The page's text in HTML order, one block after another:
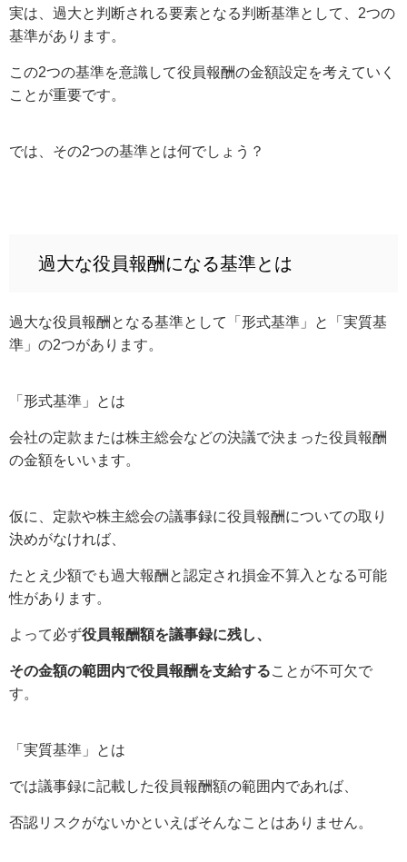
実は、過大と判断される要素となる判断基準として、2つの
基準があります。
この2つの基準を意識して役員報酬の金額設定を考えていく
ことが重要です。
では、その2つの基準とは何でしょう？
過大な役員報酬になる基準とは
過大な役員報酬となる基準として「形式基準」と「実質基
準」の2つがあります。
「形式基準」とは
会社の定款または株主総会などの決議で決まった役員報酬
の金額をいいます。
仮に、定款や株主総会の議事録に役員報酬についての取り
決めがなければ、
たとえ少額でも過大報酬と認定され損金不算入となる可能
性があります。
よって必ず役員報酬額を議事録に残し、
その金額の範囲内で役員報酬を支給することが不可欠で
す。
「実質基準」とは
では議事録に記載した役員報酬額の範囲内であれば、
否認リスクがないかといえばそんなことはありません。